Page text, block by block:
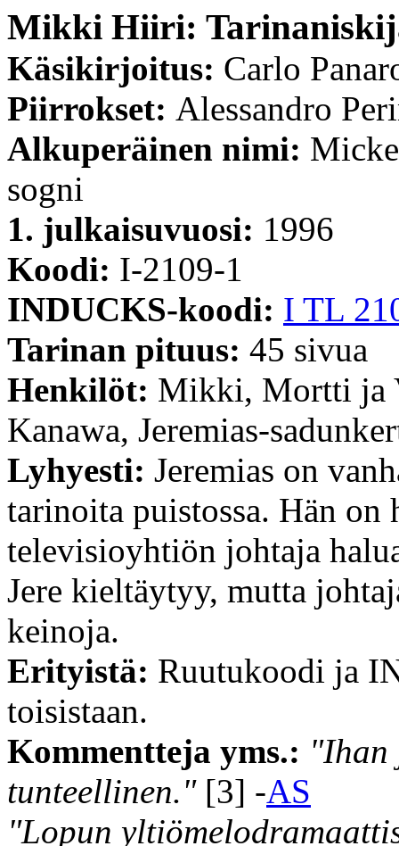
Mikki Hiiri:
Käsikirjoitus: Carlo
Piirrokset: Alessandro
Alkuperäinen nimi:
sogni
1. julkaisuvuosi: 1996
Koodi: I-2109-1
INDUCKS-koodi: I TL
Tarinan pituus: 45 sivua
Henkilöt: Mikki, Mortti ja
Kanawa, Jeremias-
Lyhyesti: Jeremias on
tarinoita puistossa. Hän on
televisioyhtiön johtaja
Jere kieltäytyy, mutta
keinoja.
Erityistä: Ruutukoodi ja
toisistaan.
Kommentteja yms.: "Ihan
tunteellinen."[3] -AS
"Lopun